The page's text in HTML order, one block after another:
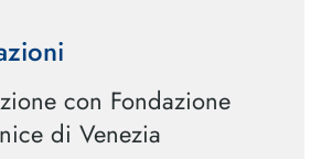
con Fondazione
di Venezia